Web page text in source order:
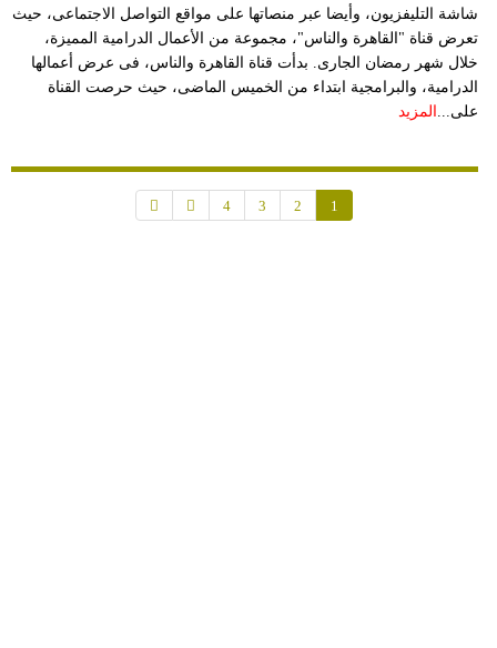
شاشة التليفزيون، وأيضا عبر منصاتها على مواقع التواصل الاجتماعى، حيث
تعرض قناة "القاهرة والناس"، مجموعة من الأعمال الدرامية المميزة،
خلال شهر رمضان الجارى. بدأت قناة القاهرة والناس، فى عرض أعمالها
الدرامية، والبرامجية ابتداء من الخميس الماضى، حيث حرصت القناة
على... المزيد
1
2
3
4